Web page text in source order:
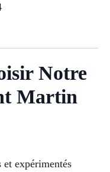
Notre
Martin
et expérimentés